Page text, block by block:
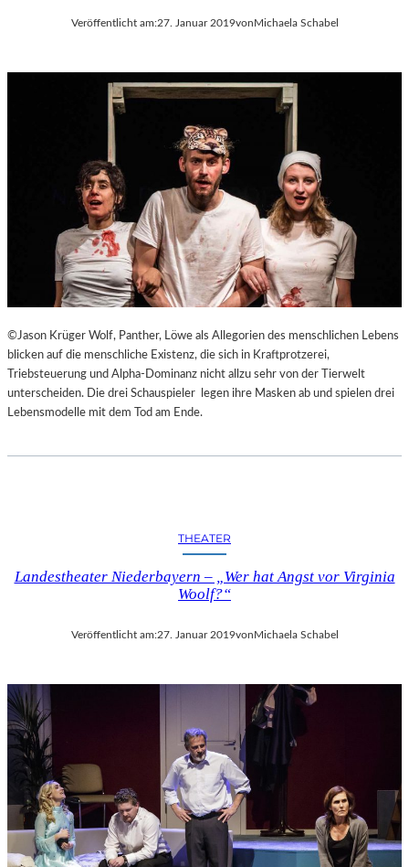
Veröffentlicht am:27. Januar 2019vonMichaela Schabel
©Jason Krüger Wolf, Panther, Löwe als Allegorien des menschlichen Lebens
blicken auf die menschliche Existenz, die sich in Kraftprotzerei,
Triebsteuerung und Alpha-Dominanz nicht allzu sehr von der Tierwelt
unterscheiden. Die drei Schauspieler legen ihre Masken ab und spielen drei
Lebensmodelle mit dem Tod am Ende.
THEATER
Landestheater Niederbayern – „Wer hat Angst vor Virginia
Woolf?“
Veröffentlicht am:27. Januar 2019vonMichaela Schabel